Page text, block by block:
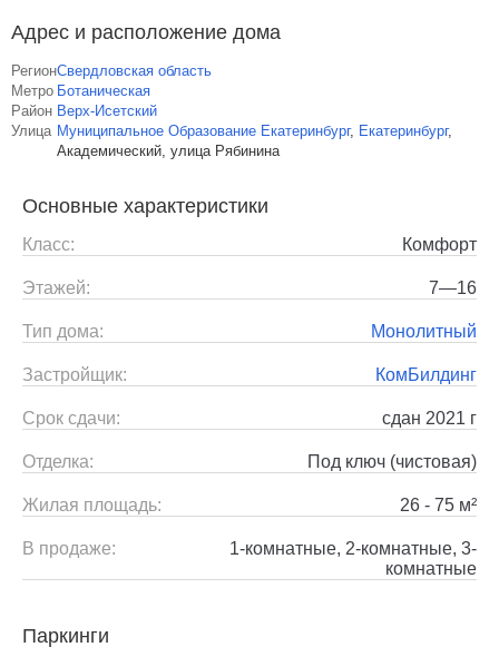
Адрес и расположение дома
РегионСвердловская область
Метро Ботаническая
Район Верх-Исетский
Улица Муниципальное Образование Екатеринбург, Екатеринбург,
Академический, улица Рябинина
Основные характеристики
Класс: Комфорт
Этажей: 7—16
Тип дома: Монолитный
Застройщик: КомБилдинг
Срок сдачи: сдан 2021 г
Отделка: Под ключ (чистовая)
Жилая площадь: 26 - 75 м²
В продаже:
1-комнатные, 2-комнатные, 3-
комнатные
Паркинги